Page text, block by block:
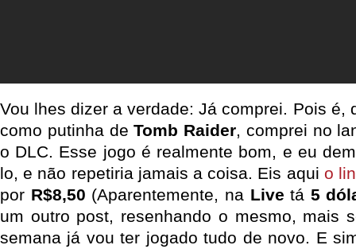
Vou lhes dizer a verdade: Já comprei. Pois é,
como putinha deTomb Raider, comprei no
o DLC. Esse jogo é realmente bom, e eu
lo, e não repetiria jamais a coisa. Eis aqui o
por R$8,50 (Aparentemente, na Live tá 5
um outro post, resenhando o mesmo, mais
semana já vou ter jogado tudo de novo. E